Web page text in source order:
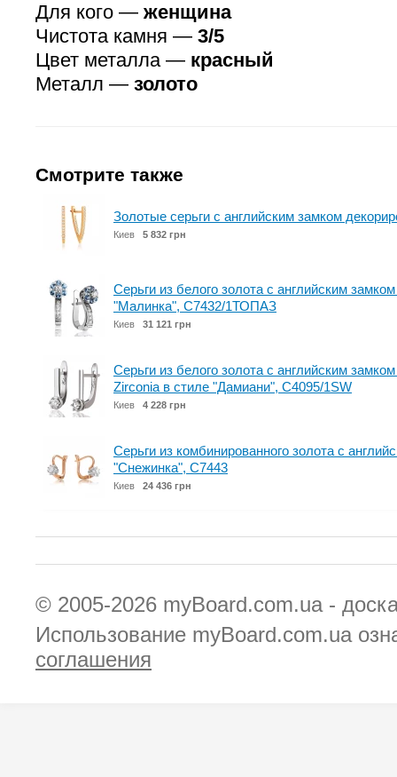
Для кого — женщина
Чистота камня — 3/5
Цвет металла — красный
Металл — золото
Смотрите также
Золотые серьги с английским замком
Киев 5 832 грн
Серьги из белого золота с английским
"Малинка", С7432/1ТОПАЗ
Киев 31 121 грн
Серьги из белого золота с английским
Zirconia в стиле "Дамиани", С4095/1SW
Киев 4 228 грн
Серьги из комбинированного золота с
"Снежинка", С7443
Киев 24 436 грн
© 2005-2026 myBoard.com.ua -
Использование myBoard.com.ua
соглашения